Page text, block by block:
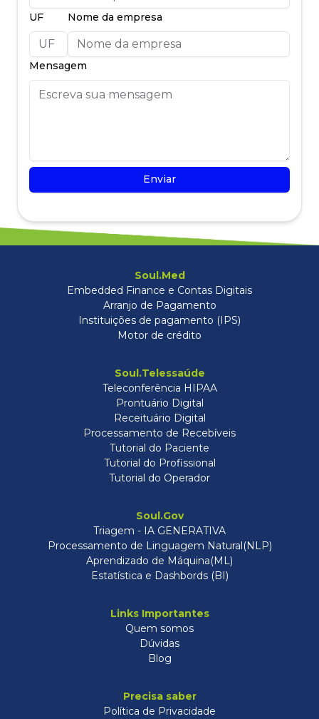
UF Nome da empresa
Mensagem
Enviar
Soul.Med
Embedded Finance e Contas Digitais
Arranjo de Pagamento
Instituições de pagamento (IPS)
Motor de crédito
Soul.Telessaúde
Teleconferência HIPAA
Prontuário Digital
Receituário Digital
Processamento de Recebíveis
Tutorial do Paciente
Tutorial do Profissional
Tutorial do Operador
Soul.Gov
Triagem - IA GENERATIVA
Processamento de Linguagem Natural(NLP)
Aprendizado de Máquina(ML)
Estatística e Dashbords (BI)
Links Importantes
Quem somos
Dúvidas
Blog
Precisa saber
Política de Privacidade